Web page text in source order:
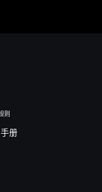
则
册